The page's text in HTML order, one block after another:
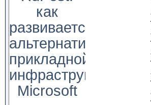
как
развивается
альтернатива
прикладной
инфраструктуре
Microsoft